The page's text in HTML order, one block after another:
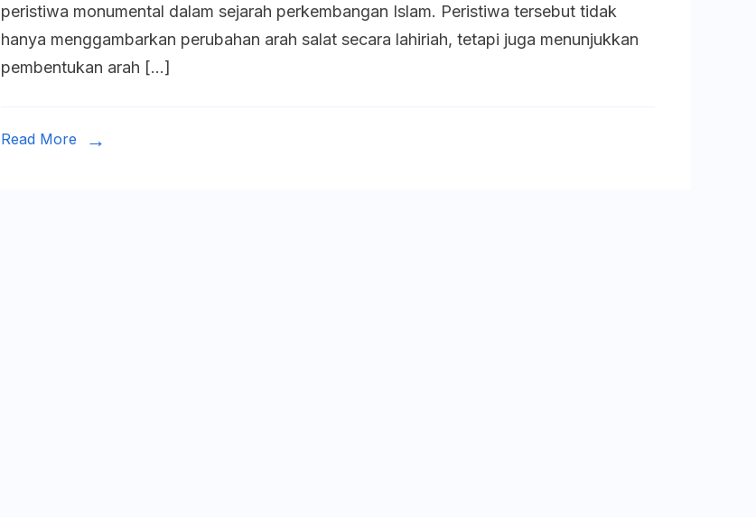
Qiblah:
Kisah
peristiwa monumental dalam sejarah perkembangan Islam. Peristiwa tersebut tidak
hanya menggambarkan perubahan arah salat secara lahiriah, tetapi juga menunjukkan
pembentukan arah […]
Read More